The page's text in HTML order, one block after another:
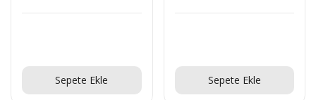
Sepete Ekle
Sepete Ekle